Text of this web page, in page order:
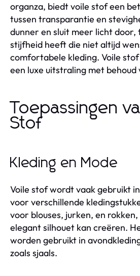
organza, biedt voile stof een
tussen transparantie en
dunner en sluit meer licht door,
stijfheid heeft die niet altijd
comfortabele kleding. Voile
een luxe uitstraling met
Toepassingen
Stof
Kleding en Mode
Voile stof wordt vaak gebruikt
voor verschillende
voor blouses, jurken, en
elegant silhouet kan creëren.
worden gebruikt in
zoals sjaals.